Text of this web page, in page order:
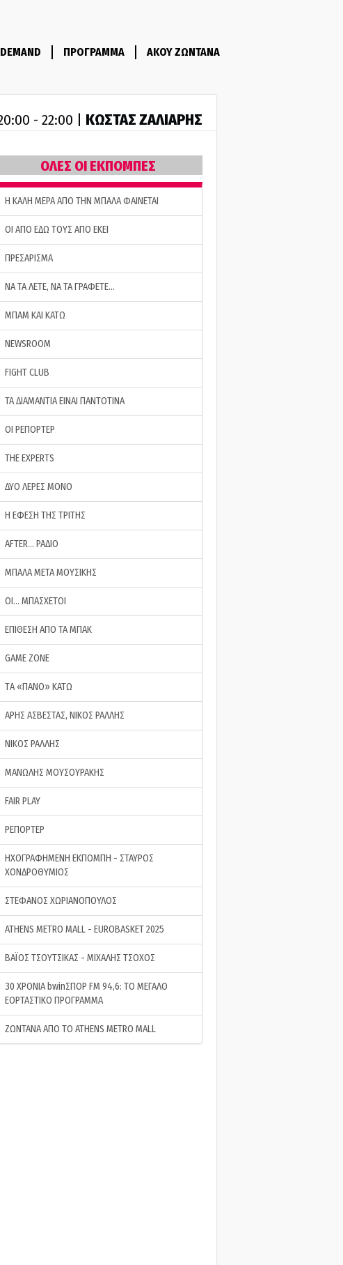
ΠΡΟΓΡΑΜΜΑ ΑΚΟΥ ΖΩΝΤΑΝΑ
- 22:00 | ΚΩΣΤΑΣ ΖΑΛΙΑΡΗΣ
ΟΛΕΣ ΟΙ ΕΚΠΟΜΠΕΣ
H ΚΑΛΗ ΜΕΡΑ ΑΠΟ ΤΗΝ ΜΠΑΛΑ ΦΑΙΝΕΤΑΙ
ΟΙ ΑΠΟ ΕΔΩ ΤΟΥΣ ΑΠΟ ΕΚΕΙ
ΠΡΕΣΑΡΙΣΜΑ
ΝΑ ΤΑ ΛΕΤΕ, ΝΑ ΤΑ ΓΡΑΦΕΤΕ…
ΜΠΑΜ ΚΑΙ ΚΑΤΩ
NEWSROOM
FIGHT CLUB
ΤΑ ΔΙΑΜΑΝΤΙΑ ΕΙΝΑΙ ΠΑΝΤΟΤΙΝΑ
ΟΙ ΡΕΠΟΡΤΕΡ
THE EXPERTS
ΔΥΟ ΛΕΡΕΣ ΜΟΝΟ
Η ΕΦΕΣΗ ΤΗΣ ΤΡΙΤΗΣ
AFTER… ΡΑΔΙΟ
ΜΠΑΛΑ ΜΕΤΑ ΜΟΥΣΙΚΗΣ
ΟΙ… ΜΠΑΣΧΕΤΟΙ
ΕΠΙΘΕΣΗ ΑΠΟ ΤΑ ΜΠΑΚ
GAME ZONE
ΤA «ΠΑΝΟ» ΚΑΤΩ
ΑΡΗΣ ΑΣΒΕΣΤΑΣ, ΝΙΚΟΣ ΡΑΛΛΗΣ
ΝΙΚΟΣ ΡΑΛΛΗΣ
ΜΑΝΩΛΗΣ ΜΟΥΣΟΥΡΑΚΗΣ
FAIR PLAY
ΡΕΠΟΡΤΕΡ
ΗΧΟΓΡΑΦΗΜΕΝΗ ΕΚΠΟΜΠΗ - ΣΤΑΥΡΟΣ
ΧΟΝΔΡΟΘΥΜΙΟΣ
ΣΤΕΦΑΝΟΣ ΧΩΡΙΑΝΟΠΟΥΛΟΣ
ATHENS METRO MALL - EUROBASKET 2025
ΒΑΪΟΣ ΤΣΟΥΤΣΙΚΑΣ - ΜΙΧΑΛΗΣ ΤΣΟΧΟΣ
30 ΧΡΟΝΙΑ bwinΣΠΟΡ FM 94,6: ΤΟ ΜΕΓΑΛΟ
ΕΟΡΤΑΣΤΙΚΟ ΠΡΟΓΡΑΜΜΑ
ΖΩΝΤΑΝΑ ΑΠΟ ΤΟ ATHENS METRO MALL